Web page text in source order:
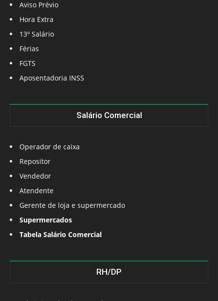
Aviso Prévio
Hora Extra
13º Salário
Férias
FGTS
Aposentadoria INSS
Salário Comercial
Operador de caixa
Repositor
Vendedor
Atendente
Gerente de loja e supermercado
Supermercados
Tabela Salário Comercial
RH/DP